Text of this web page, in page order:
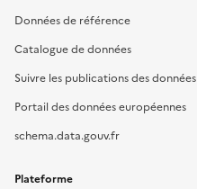
Données de référence
Catalogue de données
Suivre les publications des données
Portail des données européennes
schema.data.gouv.fr
Plateforme